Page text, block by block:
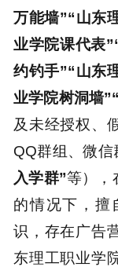
万能墙”“山东
业学院课代表
约钓手”“山东
业学院树洞墙”“
及未经授权、
QQ群组、微信
入学群”等），
的情况下，擅
识，存在广告
东理工职业学